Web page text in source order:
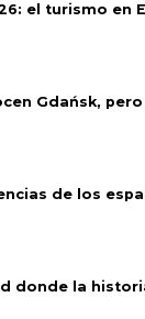
el turismo en
Gdańsk, pero
de los
donde la